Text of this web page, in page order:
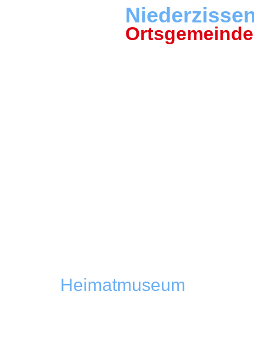
Ortsgemeinde
Heimatmuseum